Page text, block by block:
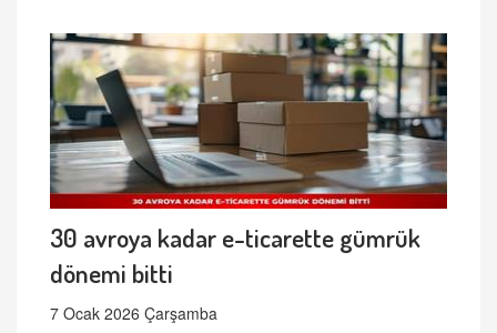
30 avroya kadar e-ticarette gümrük
dönemi bitti
7 Ocak 2026 Çarşamba